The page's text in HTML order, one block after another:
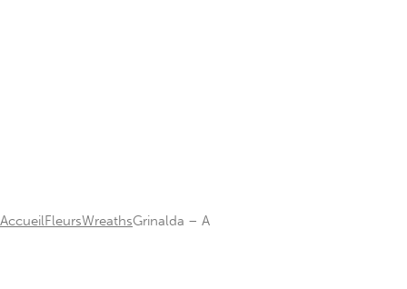
AccueilFleursWreathsGrinalda – A